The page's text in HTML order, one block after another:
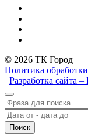
© 2026 ТК Город
Политика
Разработка сайта
Поиск